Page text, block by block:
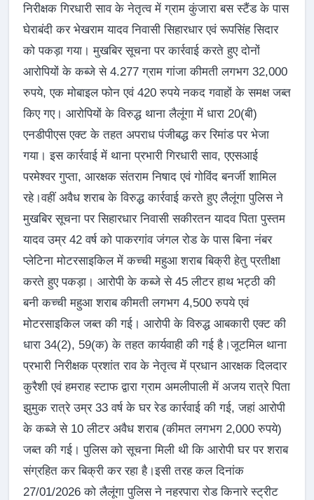
निरीक्षक गिरधारी साव के नेतृत्व में ग्राम कुंजारा बस स्टैंड के पास
घेराबंदी कर भेखराम यादव निवासी सिहारधार एवं रूपसिंह सिदार
को पकड़ा गया। मुखबिर सूचना पर कार्रवाई करते हुए दोनों
आरोपियों के कब्जे से 4.277 ग्राम गांजा कीमती लगभग 32,000
रुपये, एक मोबाइल फोन एवं 420 रुपये नकद गवाहों के समक्ष जब्त
किए गए। आरोपियों के विरुद्ध थाना लैलूंगा में धारा 20(बी)
एनडीपीएस एक्ट के तहत अपराध पंजीबद्ध कर रिमांड पर भेजा
गया। इस कार्रवाई में थाना प्रभारी गिरधारी साव, एएसआई
परमेश्वर गुप्ता, आरक्षक संतराम निषाद एवं गोविंद बनर्जी शामिल
रहे।वहीं अवैध शराब के विरुद्ध कार्रवाई करते हुए लैलूंगा पुलिस ने
मुखबिर सूचना पर सिहारधार निवासी सकीरतन यादव पिता पुस्तम
यादव उम्र 42 वर्ष को पाकरगांव जंगल रोड के पास बिना नंबर
प्लेटिना मोटरसाइकिल में कच्ची महुआ शराब बिक्री हेतु प्रतीक्षा
करते हुए पकड़ा। आरोपी के कब्जे से 45 लीटर हाथ भट्ठी की
बनी कच्ची महुआ शराब कीमती लगभग 4,500 रुपये एवं
मोटरसाइकिल जब्त की गई। आरोपी के विरुद्ध आबकारी एक्ट की
धारा 34(2), 59(क) के तहत कार्यवाही की गई है।जूटमिल थाना
प्रभारी निरीक्षक प्रशांत राव के नेतृत्व में प्रधान आरक्षक दिलदार
कुरैशी एवं हमराह स्टाफ द्वारा ग्राम अमलीपाली में अजय रात्रे पिता
झुमुक रात्रे उम्र 33 वर्ष के घर रेड कार्रवाई की गई, जहां आरोपी
के कब्जे से 10 लीटर अवैध शराब (कीमत लगभग 2,000 रुपये)
जब्त की गई। पुलिस को सूचना मिली थी कि आरोपी घर पर शराब
संग्रहित कर बिक्री कर रहा है।इसी तरह कल दिनांक
27/01/2026 को लैलूंगा पुलिस ने नहरपारा रोड किनारे स्ट्रीट